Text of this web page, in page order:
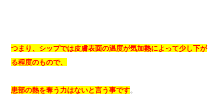
つまり、シップでは皮膚表面の温度が気加熱によって少し下が
る程度のもので、
患部の熱を奪う力はないと言う事です。